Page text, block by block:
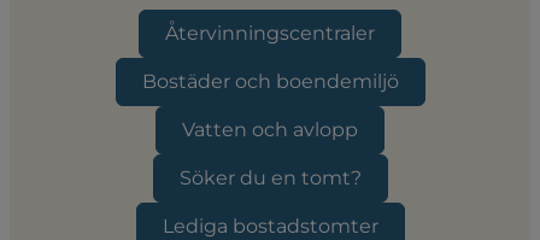
Återvinningscentraler
Bostäder och boendemiljö
Vatten och avlopp
Söker du en tomt?
Lediga bostadstomter